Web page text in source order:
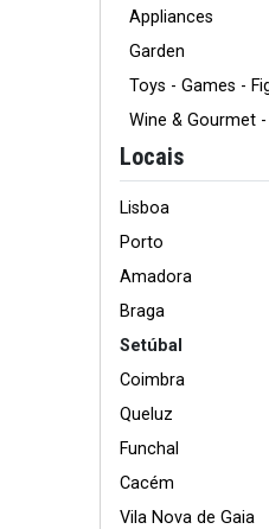
Appliances
Garden
Toys - Games -
Wine & Gourmet
Locais
Lisboa
Porto
Amadora
Braga
Setúbal
Coimbra
Queluz
Funchal
Cacém
Vila Nova de Gaia